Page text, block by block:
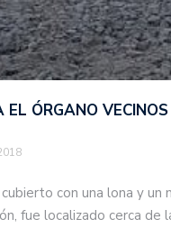
EL ÓRGANO
con una lona y un
fue localizado cerca de